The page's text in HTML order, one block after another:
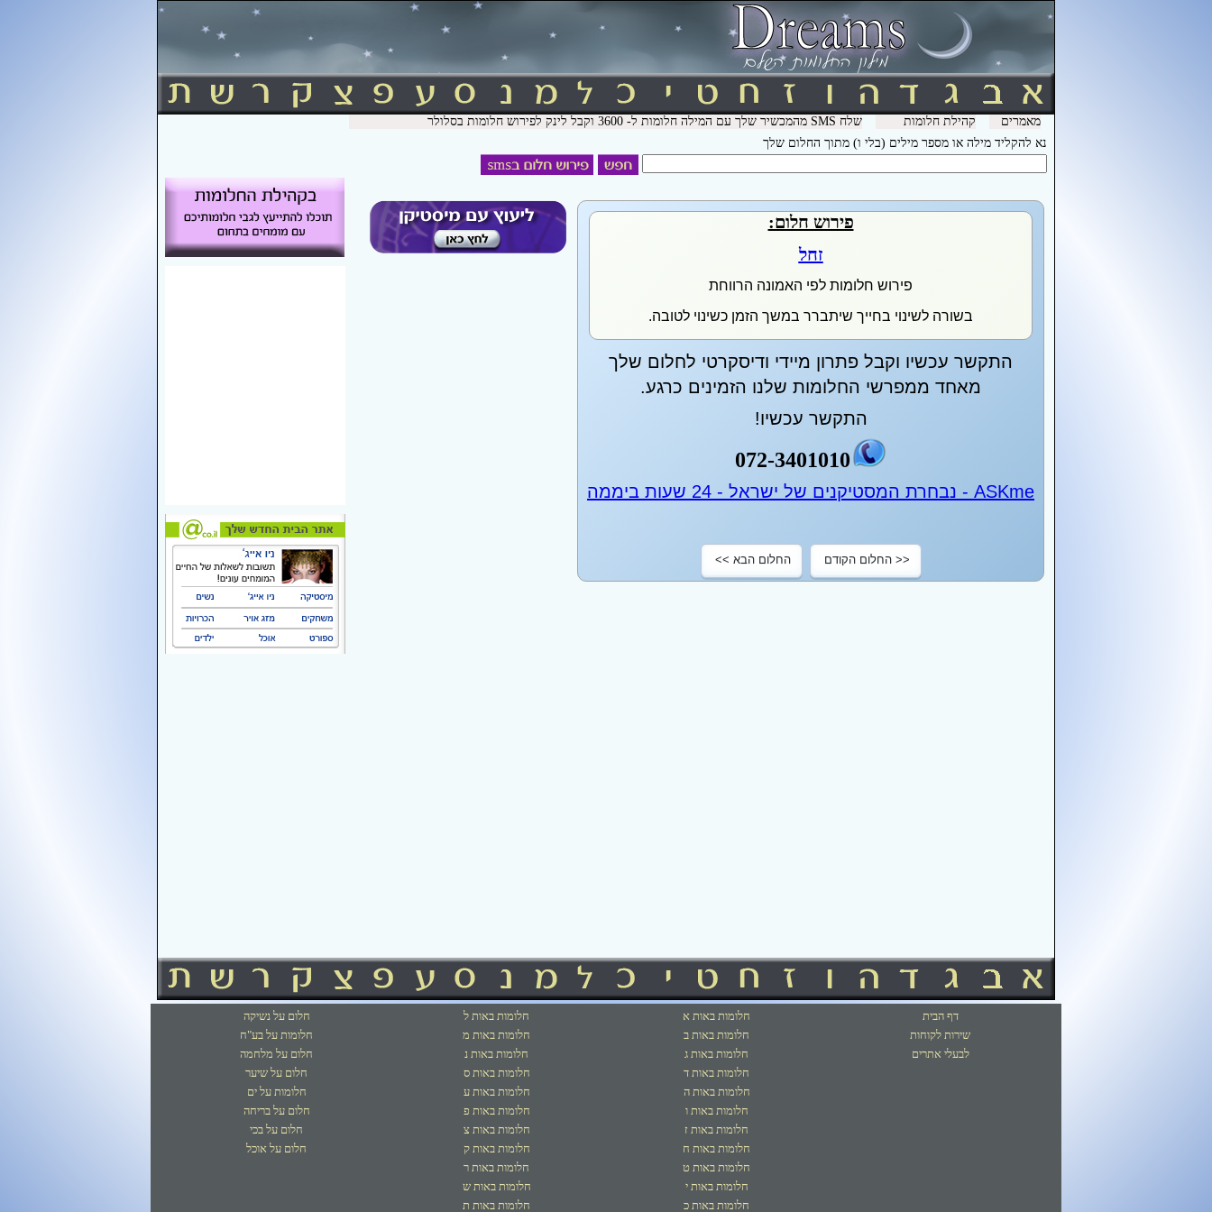
מאמרים קהילת חלומות
שלח SMS מהמכשיר שלך עם המילה חלומות ל- 3600 וקבל לינק לפירוש חלומות בסלולר
נא להקליד מילה או מספר מילים (בלי ו) מתוך החלום שלך
פירוש חלום:
זחל
פירוש חלומות לפי האמונה הרווחת
בשורה לשינוי בחייך שיתברר במשך הזמן כשינוי לטובה.
התקשר עכשיו וקבל פתרון מיידי ודיסקרטי לחלום שלך
מאחד ממפרשי החלומות שלנו הזמינים כרגע.
התקשר עכשיו!
072-3401010
ASKme - נבחרת המסטיקנים של ישראל - 24 שעות ביממה
<< החלום הקודם החלום הבא >>
דף הבית
שירות לקוחות
לבעלי אתרים
חלומות באות א
חלומות באות ב
חלומות באות ג
חלומות באות ד
חלומות באות ה
חלומות באות ו
חלומות באות ז
חלומות באות ח
חלומות באות ט
חלומות באות י
חלומות באות כ
חלומות באות ל
חלומות באות מ
חלומות באות נ
חלומות באות ס
חלומות באות ע
חלומות באות פ
חלומות באות צ
חלומות באות ק
חלומות באות ר
חלומות באות ש
חלומות באות ת
חלום על נשיקה
חלומות על בע"ח
חלום על מלחמה
חלום על שיער
חלומות על ים
חלום על בריחה
חלום על בכי
חלום על אוכל